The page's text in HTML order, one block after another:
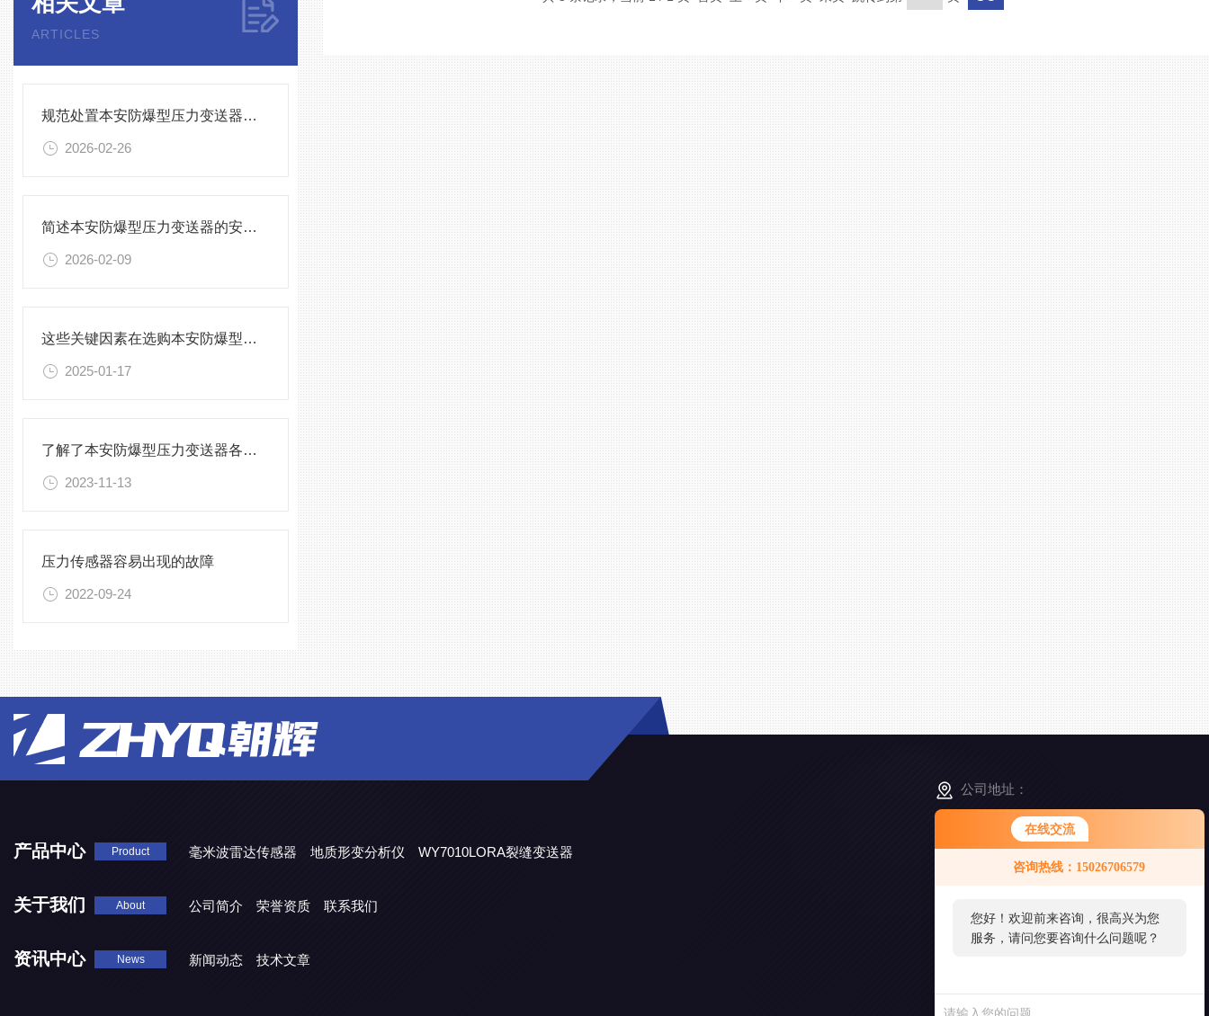
在线交流
咨询热线：15026706579
您好！欢迎前来咨询，很高兴为您
服务，请问您要咨询什么问题呢？
ARTICLES
规范处置本安防爆型压力变送器故障是保障可靠运行的核心
2026-02-26
简述本安防爆型压力变送器的安装原则
2026-02-09
这些关键因素在选购本安防爆型压力变送器时要多加考虑
2025-01-17
了解了本安防爆型压力变送器各组成部件的特点才能更好的使用它
2023-11-13
压力传感器容易出现的故障
2022-09-24
产品中心 Product 毫米波雷达传感器 地质形变分析仪
WY7010LORA裂缝变送器
关于我们 About 公司简介 荣誉资质 联系我们
资讯中心 News 新闻动态 技术文章
公司地址：
上海市松江区南乐路1276弄115号8号楼5-6F
添
加